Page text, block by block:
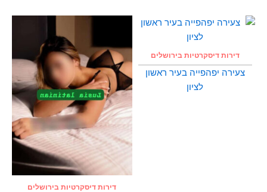
דירות דיסקרטיות בירושלים
צעירה יפהפייה בעיר ראשון
לציון
דירות דיסקרטיות בירושלים